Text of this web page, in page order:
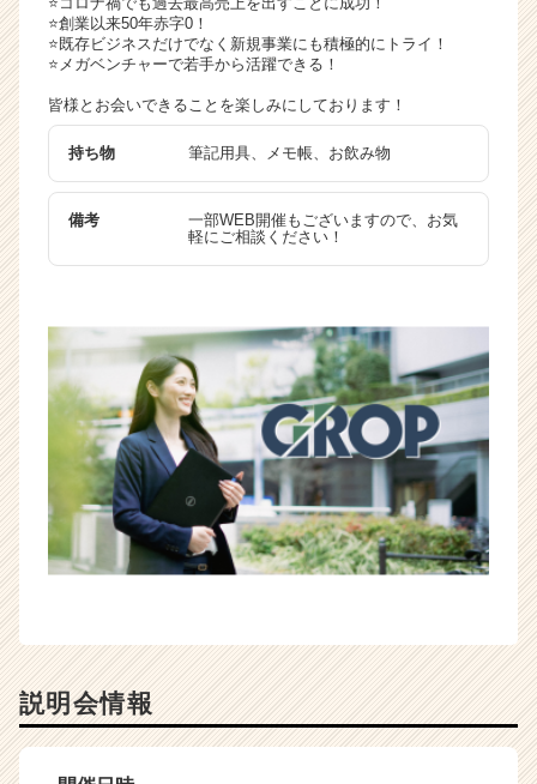
e
e
r）
⭐️創業以来50年赤字0！
⭐️既存ビジネスだけでなく新規事業にも積極的にトライ！
⭐️メガベンチャーで若手から活躍できる！
皆様とお会いできることを楽しみにしております！
持ち物 筆記用具、メモ帳、お飲み物
備考
一部WEB開催もございますので、お気
軽にご相談ください！
説明会情報